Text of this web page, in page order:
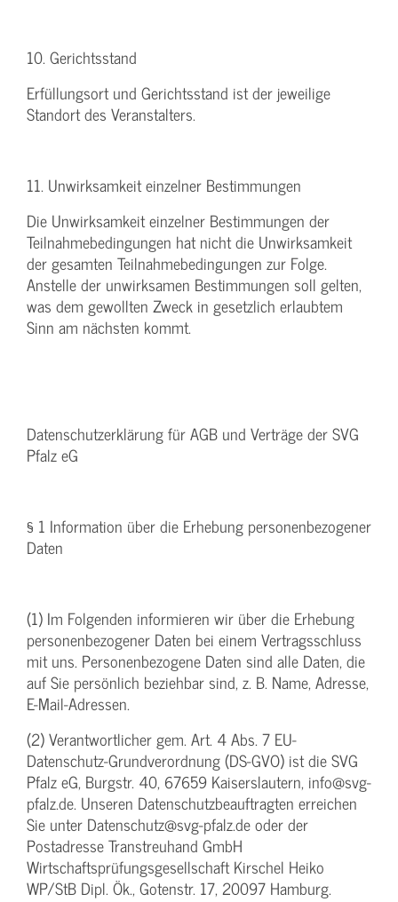
10. Gerichtsstand
Erfüllungsort und Gerichtsstand ist der jeweilige
Standort des Veranstalters.
11. Unwirksamkeit einzelner Bestimmungen
Die Unwirksamkeit einzelner Bestimmungen der
Teilnahmebedingungen hat nicht die Unwirksamkeit
der gesamten Teilnahmebedingungen zur Folge.
Anstelle der unwirksamen Bestimmungen soll gelten,
was dem gewollten Zweck in gesetzlich erlaubtem
Sinn am nächsten kommt.
Datenschutzerklärung für AGB und Verträge der SVG
Pfalz eG
§ 1 Information über die Erhebung personenbezogener
Daten
(1) Im Folgenden informieren wir über die Erhebung
personenbezogener Daten bei einem Vertragsschluss
mit uns. Personenbezogene Daten sind alle Daten, die
auf Sie persönlich beziehbar sind, z. B. Name, Adresse,
E-Mail-Adressen.
(2) Verantwortlicher gem. Art. 4 Abs. 7 EU-
Datenschutz-Grundverordnung (DS-GVO) ist die SVG
Pfalz eG, Burgstr. 40, 67659 Kaiserslautern, info@svg-
pfalz.de. Unseren Datenschutzbeauftragten erreichen
Sie unter Datenschutz@svg-pfalz.de oder der
Postadresse Transtreuhand GmbH
Wirtschaftsprüfungsgesellschaft Kirschel Heiko
WP/StB Dipl. Ök., Gotenstr. 17, 20097 Hamburg.